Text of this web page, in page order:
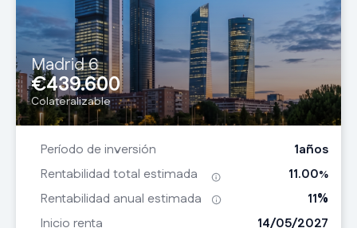
Madrid 6
€439.600
Colateralizable
Período de inversión 1años
Rentabilidad total estimada
11.00%
Rentabilidad anual estimada 11%
Inicio renta
14/05/2027